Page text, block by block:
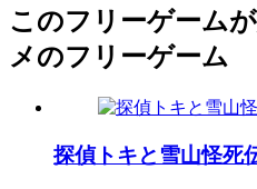
このフリーゲーム
メのフリーゲーム
探偵トキと雪山怪死